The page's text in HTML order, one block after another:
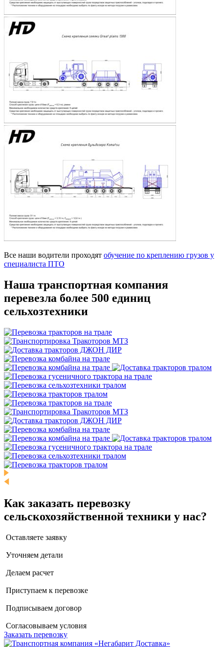
Все наши водители проходят обучение по креплению грузов у
специалиста ПТО
Наша транспортная компания
перевезла более 500 единиц
сельхозтехники
Как заказать перевозку
сельскохозяйственной техники у нас?
Оставляете заявку
Уточняем детали
Делаем расчет
Приступаем к перевозке
Подписываем договор
Согласовываем условия
Заказать перевозку